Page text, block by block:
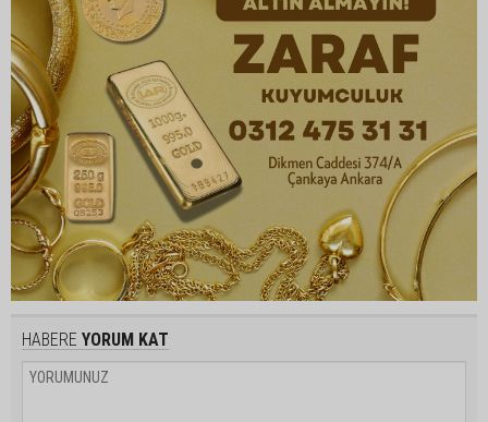
HABERE YORUM KAT